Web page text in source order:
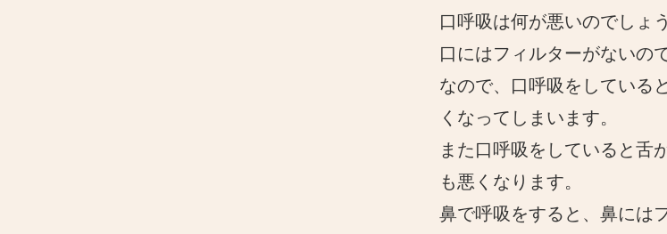
口呼吸は何が悪いのでしょ
口にはフィルターがないの
なので、口呼吸をしている
くなってしまいます。
また口呼吸をしていると舌
も悪くなります。
鼻で呼吸をすると、鼻には